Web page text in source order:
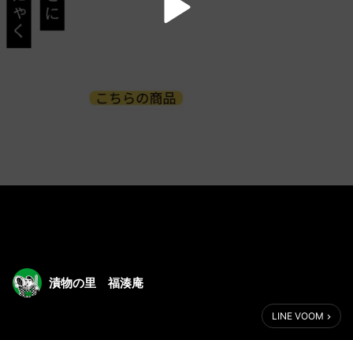
漬物の里 福湊庵
LINE VOOM